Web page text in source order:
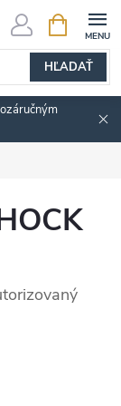
HĽADAŤ
KOŠÍK